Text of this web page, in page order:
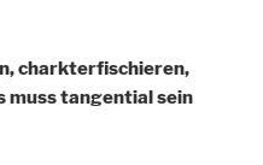
charkterfischieren,
muss tangential sein